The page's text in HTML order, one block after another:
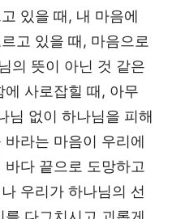
있을 때, 내 마음에
고 있을 때, 마음으로
의 뜻이 아닌 것 같은
사로잡힐 때, 아무
님 없이 하나님을 피해
라는 마음이 우리에
다 끝으로 도망하고
우리가 하나님의 선